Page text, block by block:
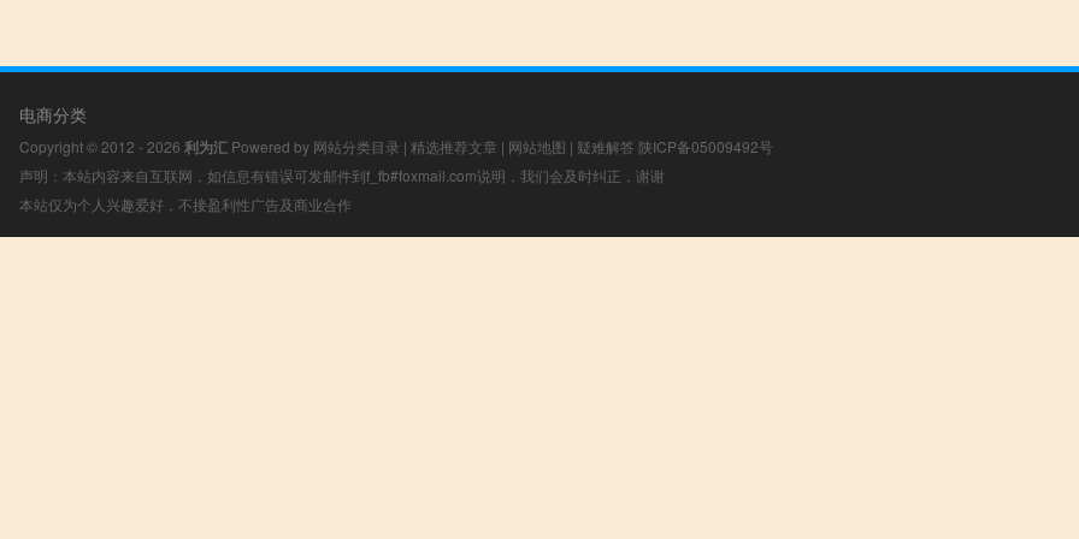
电商分类
Copyright © 2012 - 2026 利为汇 Powered by 网站分类目录 | 精选推荐文章 | 网站地图 | 疑难解答 陕ICP备05009492号
声明：本站内容来自互联网，如信息有错误可发邮件到f_fb#foxmail.com说明，我们会及时纠正，谢谢
本站仅为个人兴趣爱好，不接盈利性广告及商业合作